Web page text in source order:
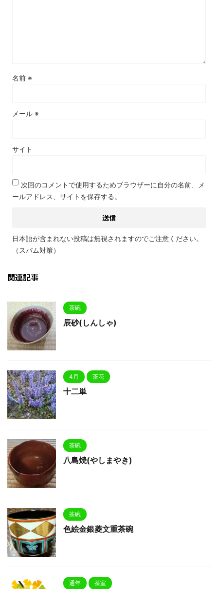
名前 ※
メール ※
サイト
次回のコメントで使用するためブラウザーに自分の名前、メ
ールアドレス、サイトを保存する。
日本語が含まれない投稿は無視されますのでご注意ください。
（スパム対策）
関連記事
茶碗
辰砂(しんしゃ)
4月 茶花
十二単
茶碗
八島焼(やしまやき)
茶碗
色絵金銀菱文重茶碗
通年 茶室